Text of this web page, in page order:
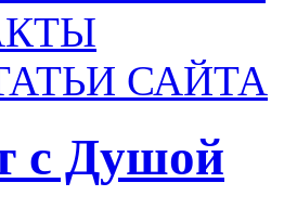
САЙТА
с Душой